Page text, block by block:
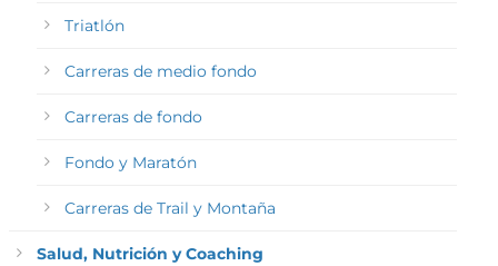
Triatlón
Carreras de medio fondo
Carreras de fondo
Fondo y Maratón
Carreras de Trail y Montaña
Salud, Nutrición y Coaching